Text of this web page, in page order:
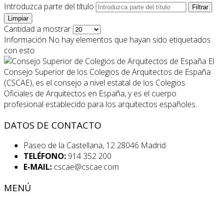
Introduzca parte del título
Filtrar
Limpiar
Cantidad a mostrar
Información No hay elementos que hayan sido etiquetados
con esto
El
Consejo Superior de los Colegios de Arquitectos de España
(CSCAE), es el consejo a nivel estatal de los Colegios
Oficiales de Arquitectos en España, y es el cuerpo
profesional establecido para los arquitectos españoles.
DATOS DE CONTACTO
Paseo de la Castellana, 12 28046 Madrid
TELÉFONO: 914 352 200
E-MAIL: cscae@cscae.com
MENÚ